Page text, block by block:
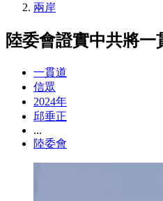
兩岸
陸委會證實中共將
一貫道
信眾
2024年
邱垂正
...
陸委會